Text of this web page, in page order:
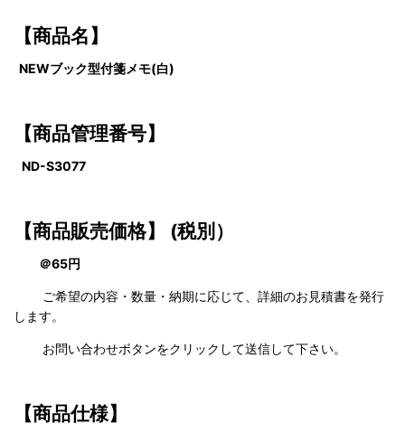
【商品名】
NEWブック型付箋メモ(白)
【商品管理番号】
ND-S3077
【商品販売価格】 (税別）
＠65円
ご希望の内容・数量・納期に応じて、詳細のお見積書を発行
します。
お問い合わせボタンをクリックして送信して下さい。
【商品仕様】